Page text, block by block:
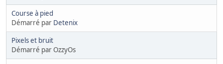
Course à pied
Démarré par Detenix
Pixels et bruit
Démarré par OzzyOs